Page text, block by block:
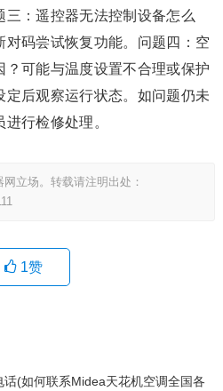
：遥控器无法控制设备怎么
对码尝试恢复功能。问题四：空
可能与温度设置不合理或保护
后观察运行状态。如问题仍未
行检修处理。
立场。转载请注明出处：
1赞
(如何联系Midea天花机空调全国各